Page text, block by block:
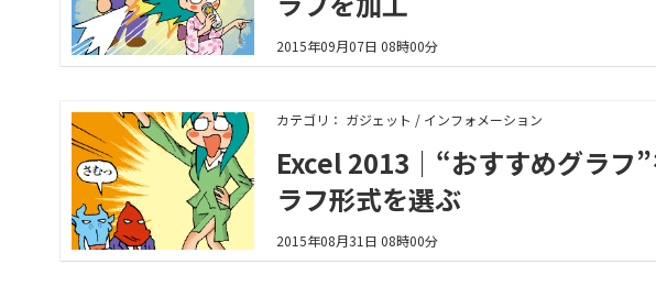
2015年09月07日 08時00分
カテゴリ： ガジェット / インフォメーション
Excel 2013｜“おすすめグラフ
ラフ形式を選ぶ
2015年08月31日 08時00分